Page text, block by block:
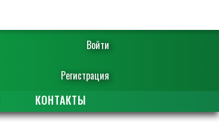
Войти
Регистрация
КОНТАКТЫ